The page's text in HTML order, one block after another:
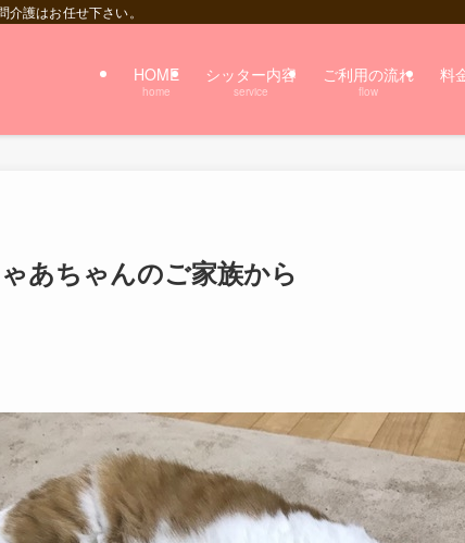
護はお任せ下さい。
HOME
home
シッター内容
service
ご利用の流れ
flow
料
あちゃんのご家族から